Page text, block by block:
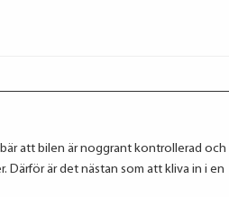
att bilen är noggrant kontrollerad och
Därför är det nästan som att kliva in i en